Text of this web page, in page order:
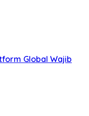
Global Wajib